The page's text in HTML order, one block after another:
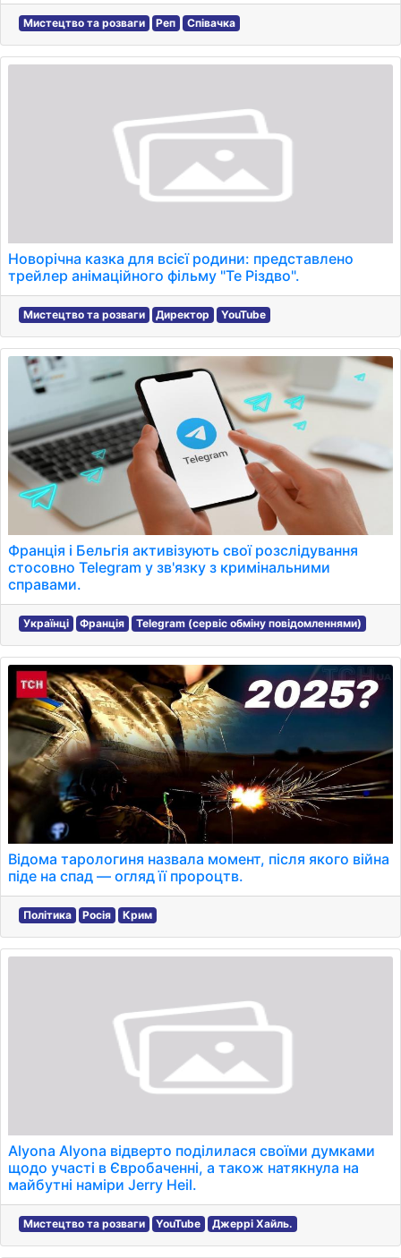
Мистецтво та розваги Реп Співачка
Новорічна казка для всієї родини: представлено
трейлер анімаційного фільму "Те Різдво".
Мистецтво та розваги Директор YouTube
Франція і Бельгія активізують свої розслідування
стосовно Telegram у зв'язку з кримінальними
справами.
Українці Франція Telegram (сервіс обміну повідомленнями)
Відома тарологиня назвала момент, після якого війна
піде на спад — огляд її пророцтв.
Політика Росія Крим
Alyona Alyona відверто поділилася своїми думками
щодо участі в Євробаченні, а також натякнула на
майбутні наміри Jerry Heil.
Мистецтво та розваги YouTube Джеррі Хайль.